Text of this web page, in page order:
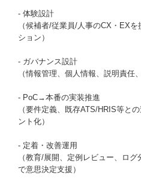
- 体験設計
（候補者/従業員/人事のCX・EX
ション）
- ガバナンス設計
（情報管理、個人情報、説明責任
- PoC→本番の実装推進
（要件定義、既存ATS/HRIS等と
ント化）
- 定着・改善運用
（教育/展開、定例レビュー、ロ
で意思決定支援）